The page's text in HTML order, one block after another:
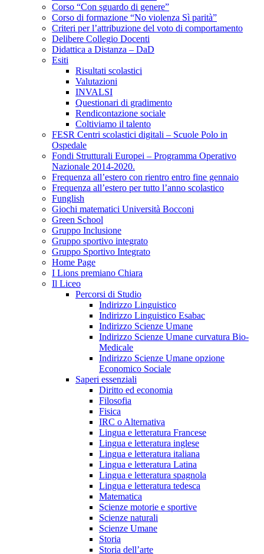
Corso “Con sguardo di genere”
Corso di formazione “No violenza Sì parità”
Criteri per l’attribuzione del voto di comportamento
Delibere Collegio Docenti
Didattica a Distanza – DaD
Esiti
Risultati scolastici
Valutazioni
INVALSI
Questionari di gradimento
Rendicontazione sociale
Coltiviamo il talento
FESR Centri scolastici digitali – Scuole Polo in
Ospedale
Fondi Strutturali Europei – Programma Operativo
Nazionale 2014-2020.
Frequenza all’estero con rientro entro fine gennaio
Frequenza all’estero per tutto l’anno scolastico
Funglish
Giochi matematici Università Bocconi
Green School
Gruppo Inclusione
Gruppo sportivo integrato
Gruppo Sportivo Integrato
Home Page
I Lions premiano Chiara
Il Liceo
Percorsi di Studio
Indirizzo Linguistico
Indirizzo Linguistico Esabac
Indirizzo Scienze Umane
Indirizzo Scienze Umane curvatura Bio-
Medicale
Indirizzo Scienze Umane opzione
Economico Sociale
Saperi essenziali
Diritto ed economia
Filosofia
Fisica
IRC o Alternativa
Lingua e letteratura Francese
Lingua e letteratura inglese
Lingua e letteratura italiana
Lingua e letteratura Latina
Lingua e letteratura spagnola
Lingua e letteratura tedesca
Matematica
Scienze motorie e sportive
Scienze naturali
Scienze Umane
Storia
Storia dell’arte